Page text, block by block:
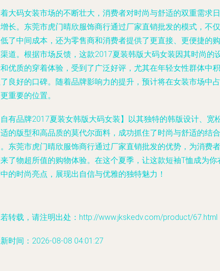
大码女装市场的不断壮大，消费者对时尚与舒适的双重需求日
长。东莞市虎门晴欣服饰商行通过厂家直销批发的模式，不仅
了中间成本，还为零售商和消费者提供了更直接、更便捷的购
道。根据市场反馈，这款2017夏装韩版大码女装因其时尚的
优质的穿着体验，受到了广泛好评，尤其在年轻女性群体中积
良好的口碑。随着品牌影响力的提升，预计将在女装市场中占
重要的位置。
有品牌2017夏装女韩版大码女装】以其独特的韩版设计、宽
的版型和高品质的莫代尔面料，成功抓住了时尚与舒适的结合
东莞市虎门晴欣服饰商行通过厂家直销批发的优势，为消费者
了物超所值的购物体验。在这个夏季，让这款短袖T恤成为你
的时尚亮点，展现出自信与优雅的独特魅力！
转载，请注明出处：http://www.jkskedv.com/product/67.html
时间：2026-08-08 04:01:27